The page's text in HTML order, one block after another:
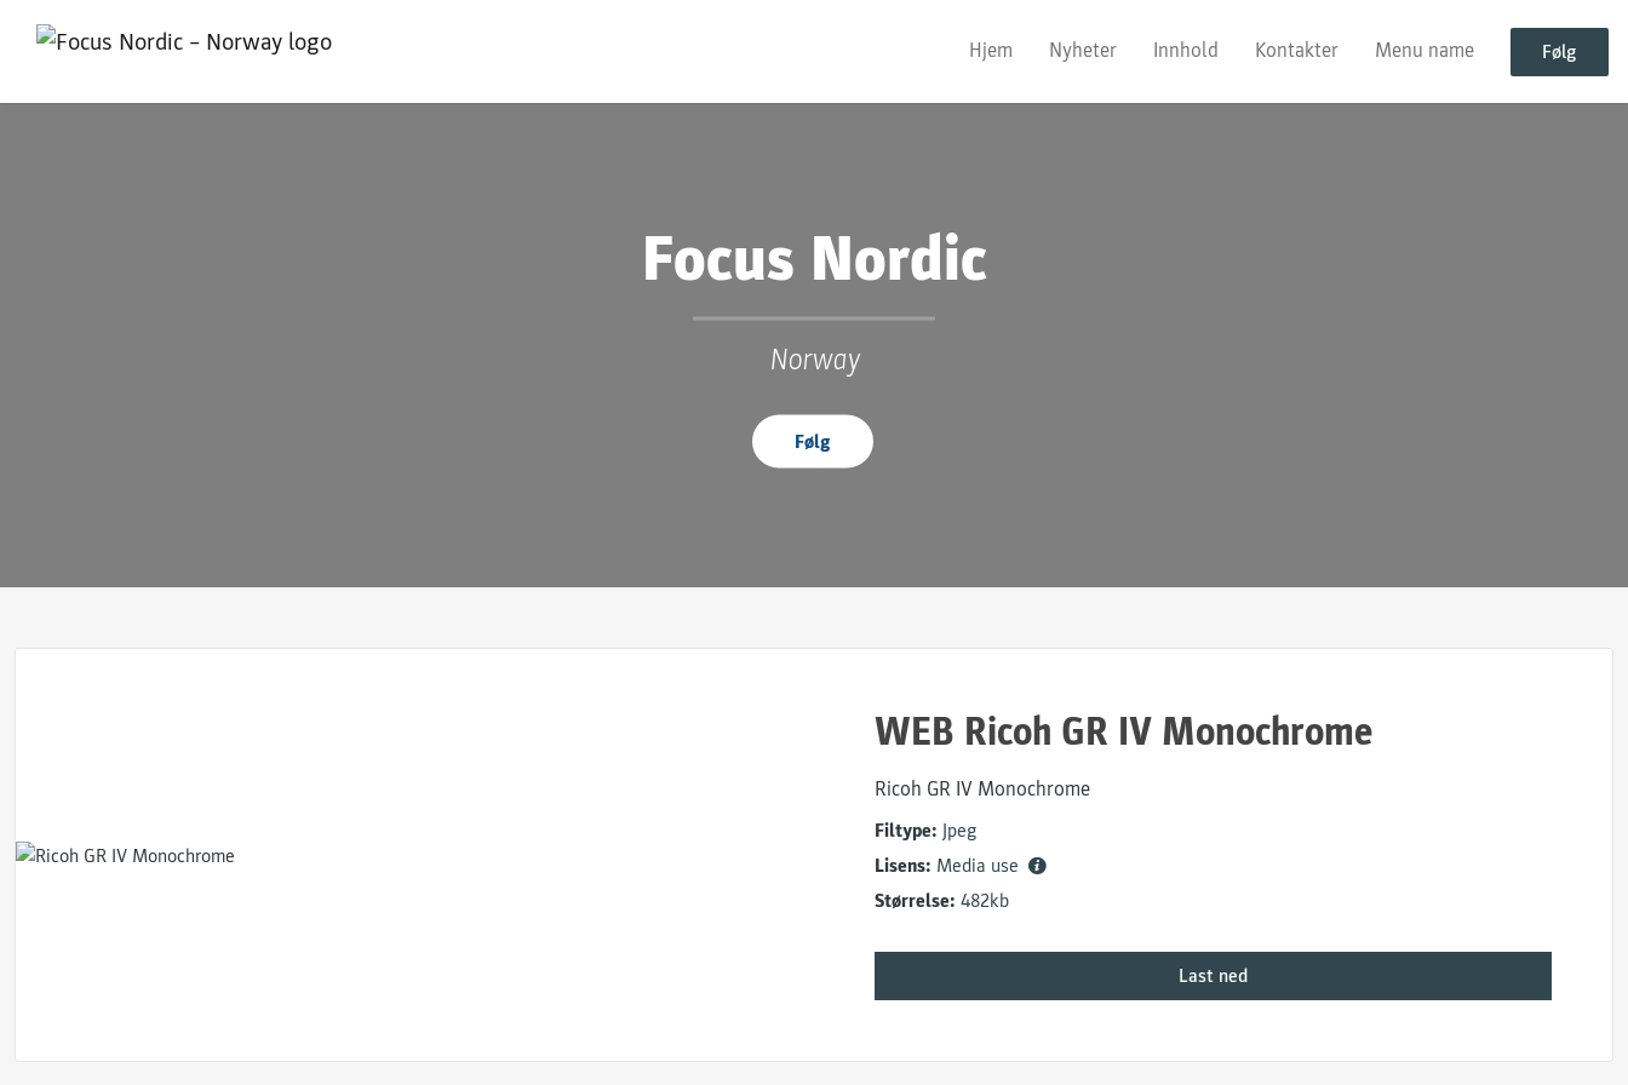
Hjem Nyheter Innhold Kontakter Menu name Følg
Focus Nordic
Norway
Følg
WEB Ricoh GR IV Monochrome
Ricoh GR IV Monochrome
Filtype: Jpeg
Lisens: Media use
Størrelse: 482kb
Last ned